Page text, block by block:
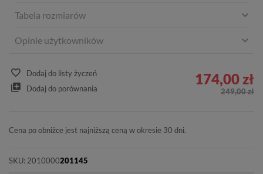
Tabela rozmiarów
Opinie użytkowników
Dodaj do listy życzeń
Dodaj do porównania
174,00 zł
249,00 zł
Cena po obniżce jest najniższą ceną w okresie 30 dni.
SKU: 2010000201145